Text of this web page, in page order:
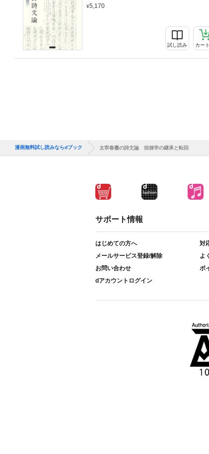
5,170
試し読み カー
漫画無料試し読みならdブック 太宰春臺の詩文論 徂徠学の継承と転回
サポート情報
はじめての方へ
対
メールサービス登録/解除
よ
お問い合わせ
ポ
dアカウントログイン